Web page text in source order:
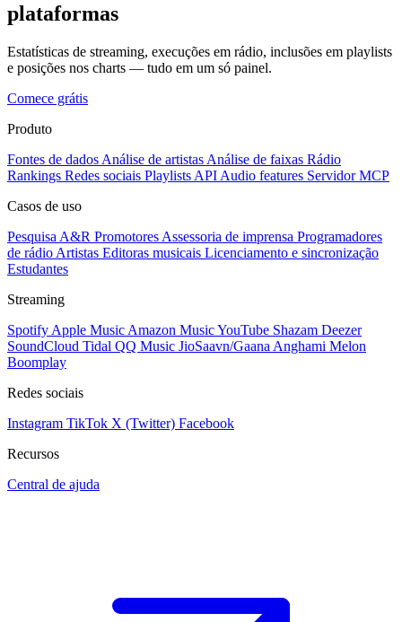
plataformas
Estatísticas de streaming, execuções em rádio, inclusões em playlists
e posições nos charts — tudo em um só painel.
Comece grátis
Produto
Fontes de dados Análise de artistas Análise de faixas Rádio
Rankings Redes sociais Playlists API Audio features Servidor MCP
Casos de uso
Pesquisa A&R Promotores Assessoria de imprensa Programadores
de rádio Artistas Editoras musicais Licenciamento e sincronização
Estudantes
Streaming
Spotify Apple Music Amazon MusicYouTube Shazam Deezer
SoundCloud Tidal QQ Music JioSaavn/Gaana Anghami Melon
Boomplay
Redes sociais
Instagram TikTok X (Twitter) Facebook
Recursos
Central de ajuda